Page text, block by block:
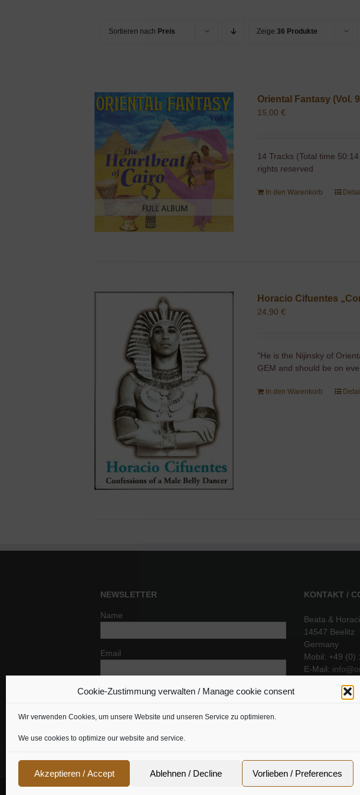
Cookie-Zustimmung verwalten / Manage cookie consent
Wir verwenden Cookies, um unsere Website und unseren Service zu optimieren.
We use cookies to optimize our website and service.
Akzeptieren / Accept Ablehnen / Decline Vorlieben / Preferences
Sortieren nach Preis Zeige 36 Produkte
Oriental Fantasy (Vol.
15,00€
14 Tracks (Total time
rights reserved
In den Warenkorb
Horacio Cifuentes
24,90€
"He is the Nijinsky of
GEM and should be on
In den Warenkorb
NEWSLETTER
Name
Email
Indem Du fortfährst, akzeptierst Du unsere
KONTAKT /
Beata &
14547 Beelitz
Germany
Mobil: +49 (0)
E-Mail: